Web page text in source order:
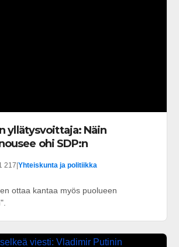
yllätysvoittaja: Näin
ohi SDP:n
217|Yhteiskunta ja politiikka
ottaa kantaa myös puolueen